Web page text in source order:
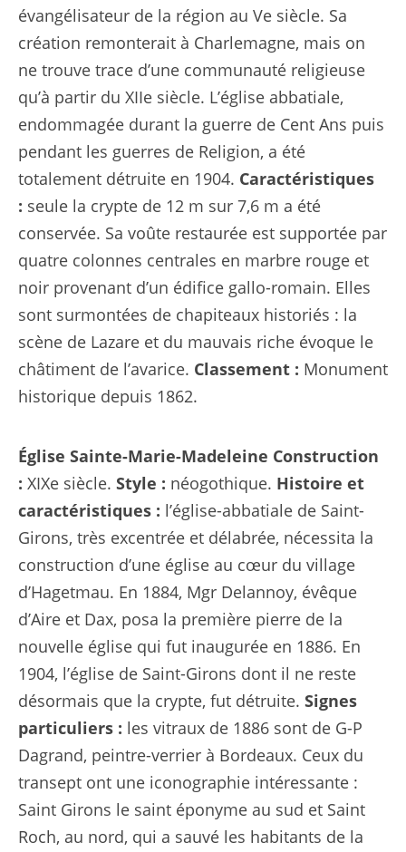
évangélisateur de la région au Ve siècle. Sa
création remonterait à Charlemagne, mais on
ne trouve trace d’une communauté religieuse
qu’à partir du XIIe siècle. L’église abbatiale,
endommagée durant la guerre de Cent Ans puis
pendant les guerres de Religion, a été
totalement détruite en 1904. Caractéristiques
: seule la crypte de 12 m sur 7,6 m a été
conservée. Sa voûte restaurée est supportée par
quatre colonnes centrales en marbre rouge et
noir provenant d’un édifice gallo-romain. Elles
sont surmontées de chapiteaux historiés : la
scène de Lazare et du mauvais riche évoque le
châtiment de l’avarice. Classement : Monument
historique depuis 1862.
Église Sainte-Marie-Madeleine Construction
: XIXe siècle. Style : néogothique. Histoire et
caractéristiques : l’église-abbatiale de Saint-
Girons, très excentrée et délabrée, nécessita la
construction d’une église au cœur du village
d’Hagetmau. En 1884, Mgr Delannoy, évêque
d’Aire et Dax, posa la première pierre de la
nouvelle église qui fut inaugurée en 1886. En
1904, l’église de Saint-Girons dont il ne reste
désormais que la crypte, fut détruite. Signes
particuliers : les vitraux de 1886 sont de G-P
Dagrand, peintre-verrier à Bordeaux. Ceux du
transept ont une iconographie intéressante :
Saint Girons le saint éponyme au sud et Saint
Roch, au nord, qui a sauvé les habitants de la